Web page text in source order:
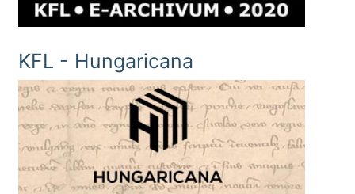
KFL - Hungaricana